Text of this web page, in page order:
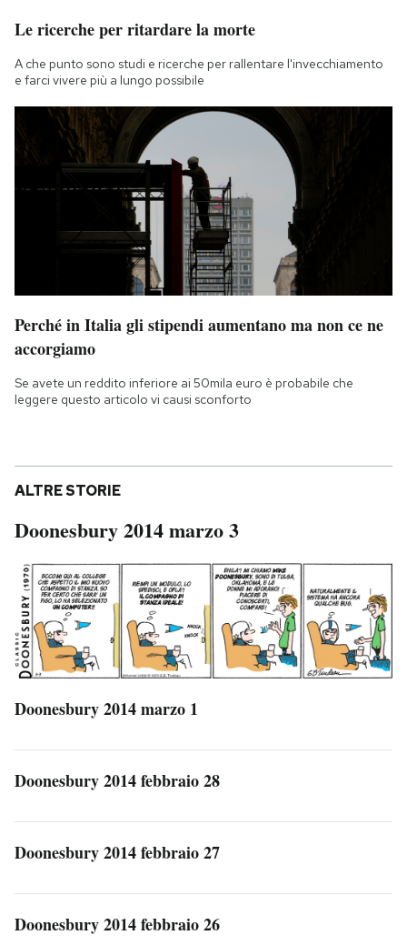
Le ricerche per ritardare la morte
A che punto sono studi e ricerche per rallentare l'invecchiamento
e farci vivere più a lungo possibile
Perché in Italia gli stipendi aumentano ma non ce ne
accorgiamo
Se avete un reddito inferiore ai 50mila euro è probabile che
leggere questo articolo vi causi sconforto
ALTRE STORIE
Doonesbury 2014 marzo 3
Doonesbury 2014 marzo 1
Doonesbury 2014 febbraio 28
Doonesbury 2014 febbraio 27
Doonesbury 2014 febbraio 26